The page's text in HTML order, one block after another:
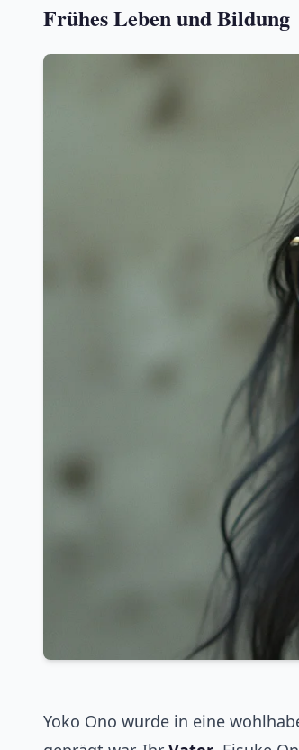
Frühes Leben und Bildung
Yoko Ono wurde in eine